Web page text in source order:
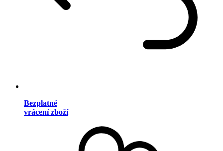
Bezplatné
vrácení zboží